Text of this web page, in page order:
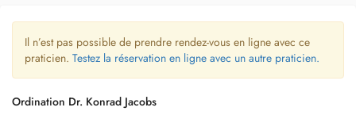
Il n’est pas possible de prendre rendez-vous en ligne avec ce
praticien. Testez la réservation en ligne avec un autre praticien.
Ordination Dr. Konrad Jacobs